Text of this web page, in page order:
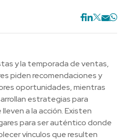
y la temporada de ventas,
piden recomendaciones y
oportunidades, mientras
estrategias para
a la acción. Existen
para ser auténtico donde
vínculos que resulten